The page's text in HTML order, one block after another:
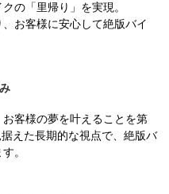
の「里帰り」を実現。
お客様に安心して絶版バイ
客様の夢を叶えることを第
えた長期的な視点で、絶版バ
。